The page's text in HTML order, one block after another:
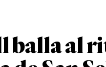
balla al